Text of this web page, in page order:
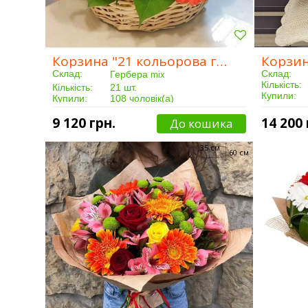
Корзина "21 кольорова гербера"
Склад: Гербера mix
Кількість:
21 шт.
Купили:
108 чоловік(а)
9 120 грн. До кошика
Склад:
Кількість:
Купили:
14 200
60 см
35 см